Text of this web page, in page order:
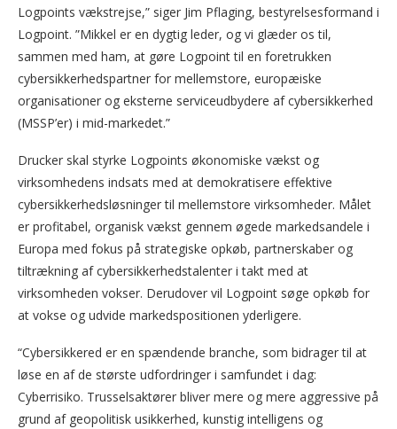
Logpoints vækstrejse,” siger Jim Pflaging, bestyrelsesformand i
Logpoint. ”Mikkel er en dygtig leder, og vi glæder os til,
sammen med ham, at gøre Logpoint til en foretrukken
cybersikkerhedspartner for mellemstore, europæiske
organisationer og eksterne serviceudbydere af cybersikkerhed
(MSSP’er) i mid-markedet.”
Drucker skal styrke Logpoints økonomiske vækst og
virksomhedens indsats med at demokratisere effektive
cybersikkerhedsløsninger til mellemstore virksomheder. Målet
er profitabel, organisk vækst gennem øgede markedsandele i
Europa med fokus på strategiske opkøb, partnerskaber og
tiltrækning af cybersikkerhedstalenter i takt med at
virksomheden vokser. Derudover vil Logpoint søge opkøb for
at vokse og udvide markedspositionen yderligere.
“Cybersikkered er en spændende branche, som bidrager til at
løse en af de største udfordringer i samfundet i dag:
Cyberrisiko. Trusselsaktører bliver mere og mere aggressive på
grund af geopolitisk usikkerhed, kunstig intelligens og